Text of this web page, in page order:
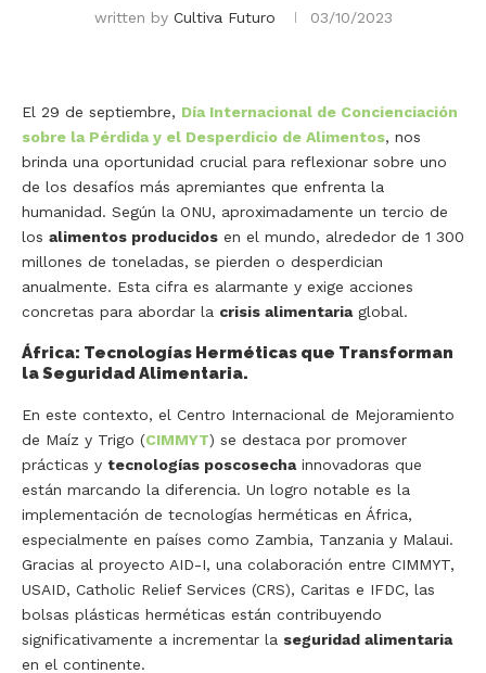
written by Cultiva Futuro 03/10/2023
El 29 de septiembre, Día Internacional de Concienciación
sobre la Pérdida y el Desperdicio de Alimentos, nos
brinda una oportunidad crucial para reflexionar sobre uno
de los desafíos más apremiantes que enfrenta la
humanidad. Según la ONU, aproximadamente un tercio de
los alimentos producidos en el mundo, alrededor de 1 300
millones de toneladas, se pierden o desperdician
anualmente. Esta cifra es alarmante y exige acciones
concretas para abordar la crisis alimentariaglobal.
África: Tecnologías Herméticas que Transforman
la Seguridad Alimentaria.
En este contexto, el Centro Internacional de Mejoramiento
de Maíz y Trigo (CIMMYT) se destaca por promover
prácticas y tecnologías poscosechainnovadoras que
están marcando la diferencia. Un logro notable es la
implementación de tecnologías herméticas en África,
especialmente en países como Zambia, Tanzania y Malaui.
Gracias al proyecto AID-I, una colaboración entre CIMMYT,
USAID, Catholic Relief Services (CRS), Caritas e IFDC, las
bolsas plásticas herméticas están contribuyendo
significativamente a incrementar la seguridad alimentaria
en el continente.